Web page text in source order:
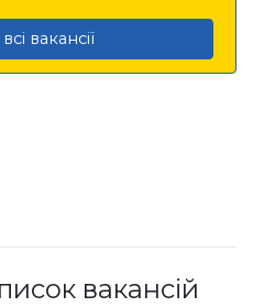
вакансії
вакансій